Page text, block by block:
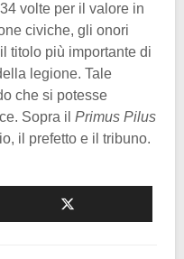
volte per il valore in
civiche, gli onori
titolo più importante di
legione. Tale
che si potesse
Sopra il Primus Pilus
il prefetto e il tribuno.